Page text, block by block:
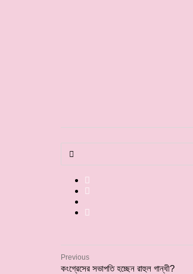
Previous
কংগ্রেসের সভাপতি হচ্ছেন রাহুল গান্ধী?